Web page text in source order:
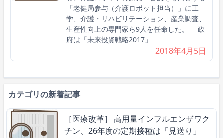
「老健局参与（介護ロボット担当）」に工
学、介護・リハビリテーション、産業調査、
生産性向上の専門家ら9人を任命した。 政
府は「未来投資戦略2017」
2018年4月5日
カテゴリの新着記事
［医療改革］ 高用量インフルエンザワク
チン、26年度の定期接種は「見送り」